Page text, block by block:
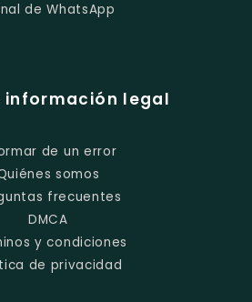
de WhatsApp
información legal
de un error
somos
frecuentes
DMCA
y condiciones
de privacidad